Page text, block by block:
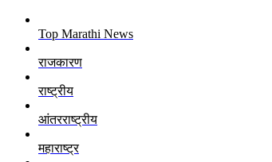
Top Marathi News
राजकारण
राष्ट्रीय
आंतरराष्ट्रीय
महाराष्ट्र